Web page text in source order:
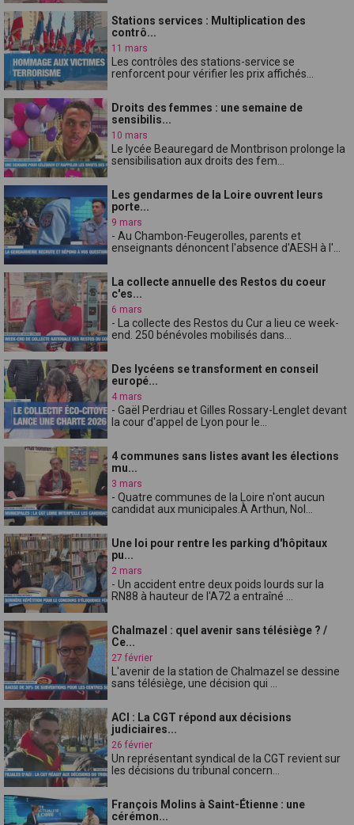
Stations services : Multiplication des
contrô...
11 mars
Les contrôles des stations-service se
renforcent pour vérifier les prix affichés...
Droits des femmes : une semaine de
sensibilis...
10 mars
Le lycée Beauregard de Montbrison prolonge la
sensibilisation aux droits des fem...
Les gendarmes de la Loire ouvrent leurs
porte...
9 mars
- Au Chambon-Feugerolles, parents et
enseignants dénoncent l'absence d'AESH à l'...
La collecte annuelle des Restos du coeur
c'es...
6 mars
- La collecte des Restos du Cur a lieu ce week-
end. 250 bénévoles mobilisés dans...
Des lycéens se transforment en conseil
europé...
4 mars
- Gaël Perdriau et Gilles Rossary-Lenglet devant
la cour d'appel de Lyon pour le...
4 communes sans listes avant les élections
mu...
3 mars
- Quatre communes de la Loire n'ont aucun
candidat aux municipales.À Arthun, Nol...
Une loi pour rentre les parking d'hôpitaux
pu...
2 mars
- Un accident entre deux poids lourds sur la
RN88 à hauteur de l'A72 a entraîné ...
Chalmazel : quel avenir sans télésiège ? /
Ce...
27 février
L'avenir de la station de Chalmazel se dessine
sans télésiège, une décision qui ...
ACI : La CGT répond aux décisions
judiciaires...
26 février
Un représentant syndical de la CGT revient sur
les décisions du tribunal concern...
François Molins à Saint-Étienne : une
cérémon...